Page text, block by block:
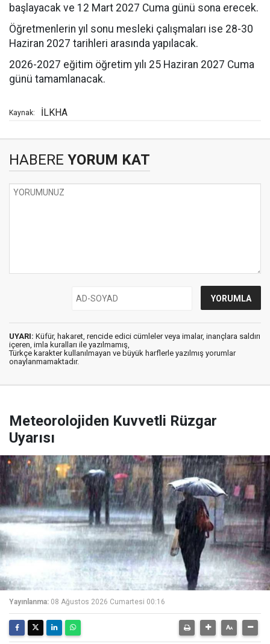
başlayacak ve 12 Mart 2027 Cuma günü sona erecek.
Öğretmenlerin yıl sonu mesleki çalışmaları ise 28-30
Haziran 2027 tarihleri arasında yapılacak.
2026-2027 eğitim öğretim yılı 25 Haziran 2027 Cuma
günü tamamlanacak.
Kaynak: İLKHA
HABERE YORUM KAT
UYARI: Küfür, hakaret, rencide edici cümleler veya imalar, inançlara saldırı
içeren, imla kuralları ile yazılmamış,
Türkçe karakter kullanılmayan ve büyük harflerle yazılmış yorumlar
onaylanmamaktadır.
Meteorolojiden Kuvvetli Rüzgar
Uyarısı
Yayınlanma: 08 Ağustos 2026 Cumartesi 00:16